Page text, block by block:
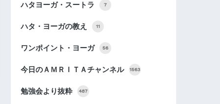
ハタヨーガ・スートラ 7
ハタ・ヨーガの教え 11
ワンポイント・ヨーガ 56
今日のＡＭＲＩＴＡチャンネル 1563
勉強会より抜粋 487